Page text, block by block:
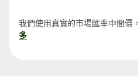
我們使用真實的市場匯率中間價
多